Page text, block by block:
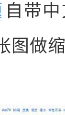
自带
图做